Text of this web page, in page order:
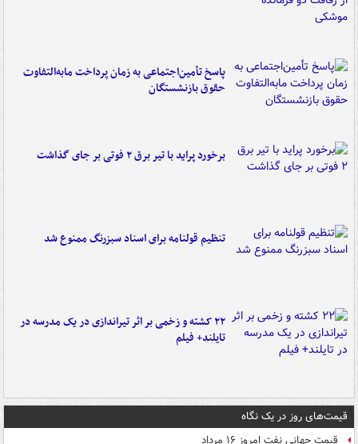
پاسخ تأمین‌اجتماعی به زمان پرداخت مابه‌التفاوت
حقوق بازنشستگان
برخورد پراید با تیر برق ۲ فوتی بر جای گذاشت
تنظیم قولنامه برای اسناد سبزرنگ ممنوع شد
۲۲ کشته و زخمی بر اثر تیراندازی در یک مدرسه در
تایلند+ فیلم
قیمت‌های روز در یک نگاه
قیمت جهانی نفت امروز ۱۶ مرداد